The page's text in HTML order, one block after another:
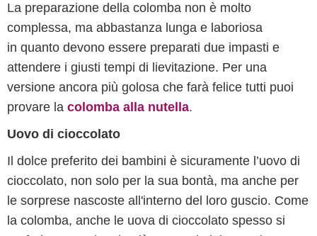
La preparazione della colomba non è molto
complessa, ma abbastanza lunga e laboriosa
in quanto devono essere preparati due impasti e
attendere i giusti tempi di lievitazione. Per una
versione ancora più golosa che farà felice tutti puoi
provare la colomba alla nutella.
Uovo di cioccolato
Il dolce preferito dei bambini è sicuramente l’uovo di
cioccolato, non solo per la sua bontà, ma anche per
le sorprese nascoste all'interno del loro guscio. Come
la colomba, anche le uova di cioccolato spesso si